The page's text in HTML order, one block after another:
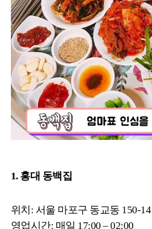
1. 홍대 동백집
위치: 서울 마포구 동교동 150-14
영업시간: 매일 17:00 – 02:00